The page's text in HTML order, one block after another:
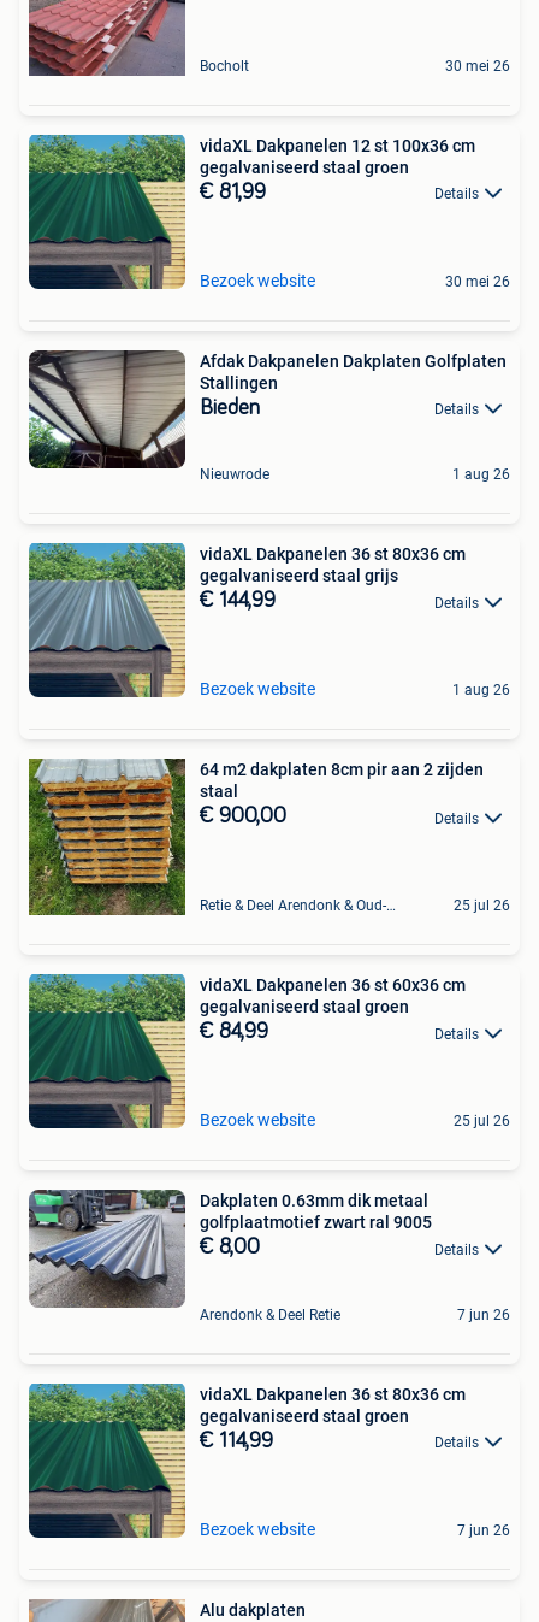
Bocholt 30 mei 26
vidaXL Dakpanelen 12 st 100x36 cm
gegalvaniseerd staal groen
€ 81,99 Details
Bezoek website 30 mei 26
Afdak Dakpanelen Dakplaten Golfplaten
Stallingen
Bieden Details
Nieuwrode 1 aug 26
vidaXL Dakpanelen 36 st 80x36 cm
gegalvaniseerd staal grijs
€ 144,99 Details
Bezoek website 1 aug 26
64 m2 dakplaten 8cm pir aan 2 zijden
staal
€ 900,00 Details
Retie & Deel Arendonk & Oud-Turnhout 25 jul 26
vidaXL Dakpanelen 36 st 60x36 cm
gegalvaniseerd staal groen
€ 84,99 Details
Bezoek website 25 jul 26
Dakplaten 0.63mm dik metaal
golfplaatmotief zwart ral 9005
€ 8,00 Details
Arendonk & Deel Retie 7 jun 26
vidaXL Dakpanelen 36 st 80x36 cm
gegalvaniseerd staal groen
€ 114,99 Details
Bezoek website 7 jun 26
Alu dakplaten